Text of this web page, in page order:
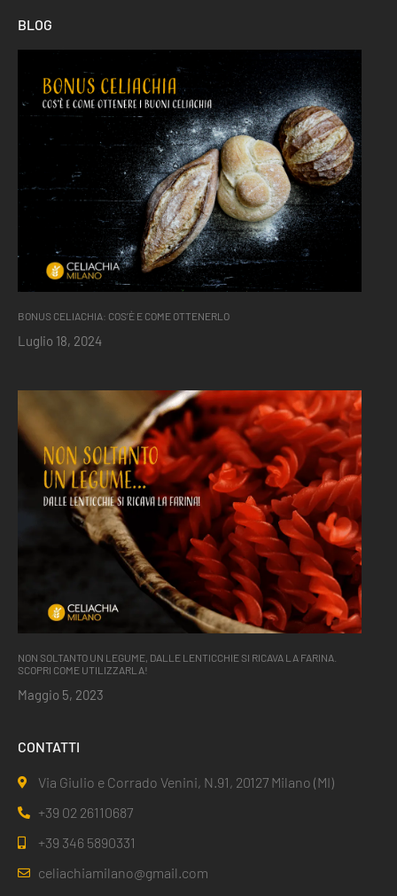
BLOG
BONUS CELIACHIA: COS’È E COME OTTENERLO
Luglio 18, 2024
NON SOLTANTO UN LEGUME, DALLE LENTICCHIE SI RICAVA LA FARINA.
SCOPRI COME UTILIZZARLA!
Maggio 5, 2023
CONTATTI
Via Giulio e Corrado Venini, N.91, 20127 Milano (MI)
+39 02 26110687
+39 346 5890331
celiachiamilano@gmail.com